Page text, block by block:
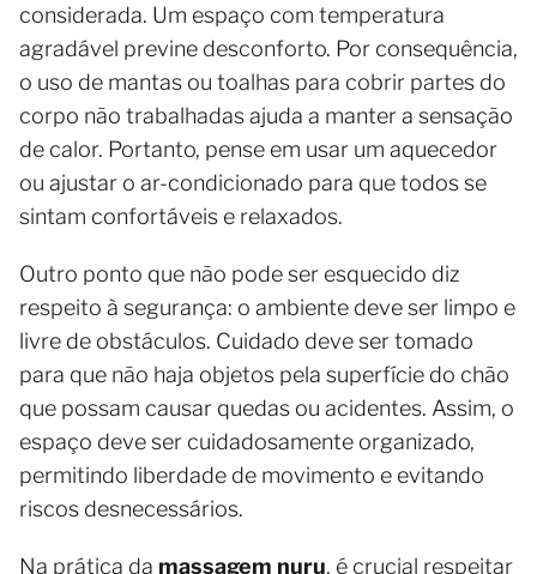
considerada. Um espaço com temperatura
agradável previne desconforto. Por consequência,
o uso de mantas ou toalhas para cobrir partes do
corpo não trabalhadas ajuda a manter a sensação
de calor. Portanto, pense em usar um aquecedor
ou ajustar o ar-condicionado para que todos se
sintam confortáveis e relaxados.
Outro ponto que não pode ser esquecido diz
respeito à segurança: o ambiente deve ser limpo e
livre de obstáculos. Cuidado deve ser tomado
para que não haja objetos pela superfície do chão
que possam causar quedas ou acidentes. Assim, o
espaço deve ser cuidadosamente organizado,
permitindo liberdade de movimento e evitando
riscos desnecessários.
Na prática da massagem nuru, é crucial respeitar